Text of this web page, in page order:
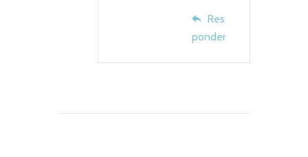
Res
ponder